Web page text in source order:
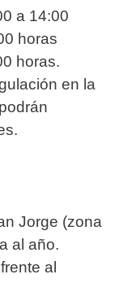
a 14:00
horas
horas.
en la
Jorge (zona
al año.
al